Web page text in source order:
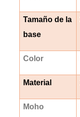
Tamaño de la
base
Color
Material
Moho